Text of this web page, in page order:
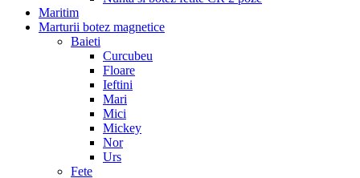
Maritim
Marturii botez magnetice
Baieti
Curcubeu
Floare
Ieftini
Mari
Mici
Mickey
Nor
Urs
Fete